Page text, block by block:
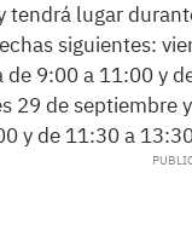
tendrá lugar
siguientes:
de 9:00 a 11:00 y
29 de septiembre
y de 11:30 a